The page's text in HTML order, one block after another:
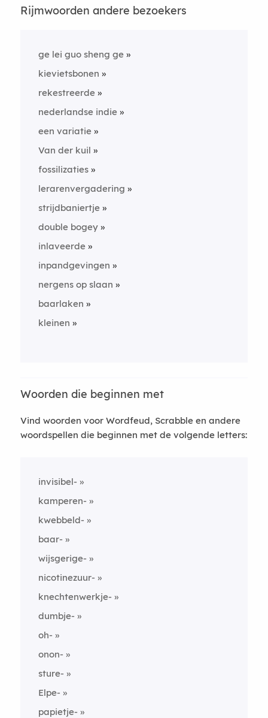
Rijmwoorden andere bezoekers
ge lei guo sheng ge
kievietsbonen
rekestreerde
nederlandse indie
een variatie
Van der kuil
fossilizaties
lerarenvergadering
strijdbaniertje
double bogey
inlaveerde
inpandgevingen
nergens op slaan
baarlaken
kleinen
Woorden die beginnen met
Vind woorden voor Wordfeud, Scrabble en andere
woordspellen die beginnen met de volgende letters:
invisibel-
kamperen-
kwebbeld-
baar-
wijsgerige-
nicotinezuur-
knechtenwerkje-
dumbje-
oh-
onon-
sture-
Elpe-
papietje-